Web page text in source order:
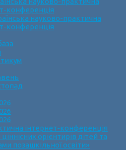
конференція
науково-практична
конференція
інтернет-конференція
орієнтирів дітей та
позашкільної освіти»